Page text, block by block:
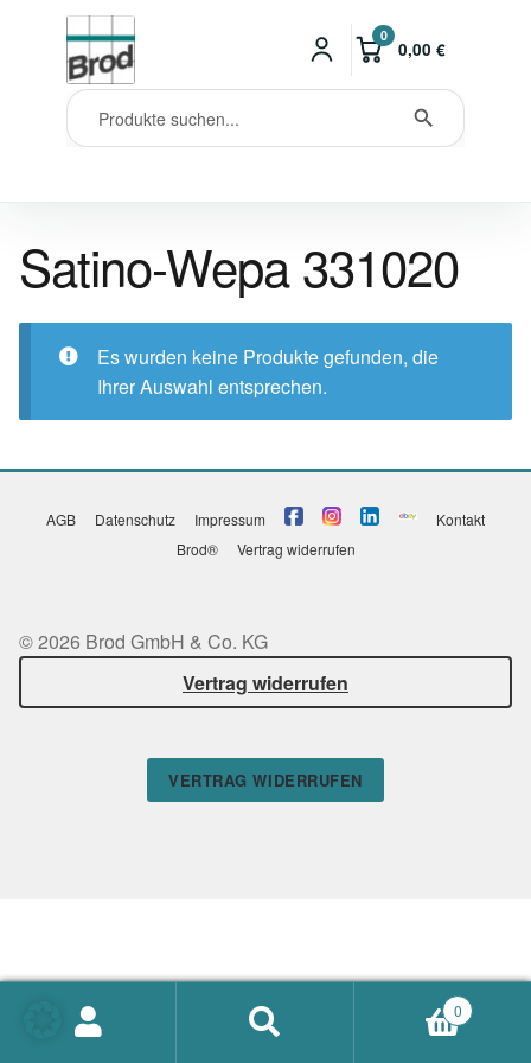
0
0,00 €
Satino-Wepa 331020
Es wurden keine Produkte gefunden, die
Ihrer Auswahl entsprechen.
AGB Datenschutz Impressum
Kontakt
Brod®
Vertrag widerrufen
© 2026 Brod GmbH & Co. KG
Vertrag widerrufen
VERTRAG WIDERRUFEN
SUCHEN
0